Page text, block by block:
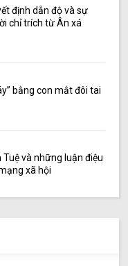
định dẫn độ và sự
chỉ trích từ Ân xá
bằng con mắt đôi tai
và những luận điệu
xã hội